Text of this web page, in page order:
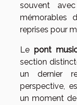
souvent
mémorables
reprises pour
Le pont
section
un dernier
perspective,
un moment